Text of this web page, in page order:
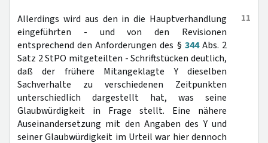
11
Allerdings wird aus den in die Hauptverhandlung
eingeführten - und von den Revisionen
entsprechend den Anforderungen des § 344Abs. 2
Satz 2 StPO mitgeteilten - Schriftstücken deutlich,
daß der frühere Mitangeklagte Y dieselben
Sachverhalte zu verschiedenen Zeitpunkten
unterschiedlich dargestellt hat, was seine
Glaubwürdigkeit in Frage stellt. Eine nähere
Auseinandersetzung mit den Angaben des Y und
seiner Glaubwürdigkeit im Urteil war hier dennoch